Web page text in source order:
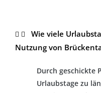
Wie viele
Nutzung von
Durch geschickte
Urlaubstage zu